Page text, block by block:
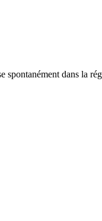
dans la